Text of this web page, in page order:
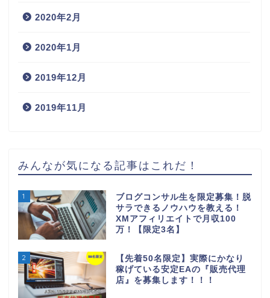
2020年2月
2020年1月
2019年12月
2019年11月
みんなが気になる記事はこれだ！
1
ブログコンサル生を限定募集！脱
サラできるノウハウを教える！
XMアフィリエイトで月収100
万！【限定3名】
2
【先着50名限定】実際にかなり
稼げている安定EAの『販売代理
店』を募集します！！！